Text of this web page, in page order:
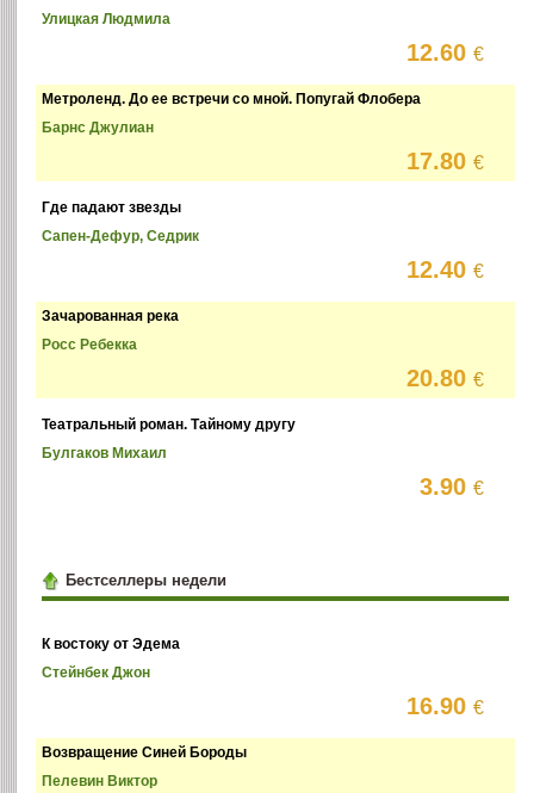
Улицкая Людмила
12.60€
Метроленд. До ее встречи со мной. Попугай Флобера
Барнс Джулиан
17.80€
Где падают звезды
Сапен-Дефур, Седрик
12.40€
Зачарованная река
Росс Ребекка
20.80€
Театральный роман. Тайному другу
Булгаков Михаил
3.90€
Бестселлеры недели
К востоку от Эдема
Стейнбек Джон
16.90€
Возвращение Синей Бороды
Пелевин Виктор